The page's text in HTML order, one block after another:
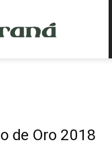
de Oro 2018